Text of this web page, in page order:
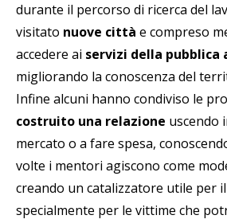
durante il percorso di ricerca del
visitato nuove città e compreso
accedere ai servizi della
migliorando la conoscenza del
Infine alcuni hanno condiviso le
costruito una relazione uscendo
mercato o a fare spesa,
volte i mentori agiscono come
creando un catalizzatore utile per
specialmente per le vittime che